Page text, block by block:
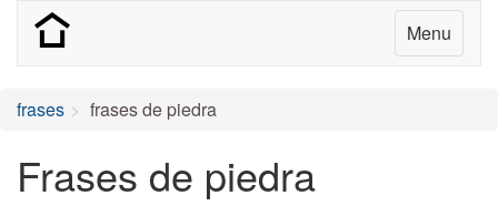
Menu
frases frases de piedra
Frases de piedra